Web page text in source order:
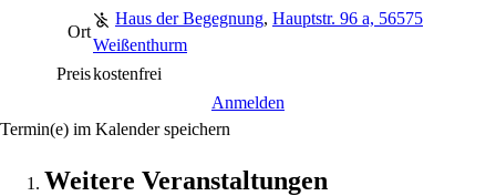
Ort
Haus der Begegnung, Hauptstr. 96 a, 56575
Weißenthurm
Preiskostenfrei
Anmelden
Termin(e) im Kalender speichern
Weitere Veranstaltungen